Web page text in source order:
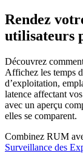
Rendez
utilisateurs
Découvrez
Affichez les temps
d’exploitation,
latence affectant
avec un aperçu
elles se comparent.
Combinez RUM
Surveillance des